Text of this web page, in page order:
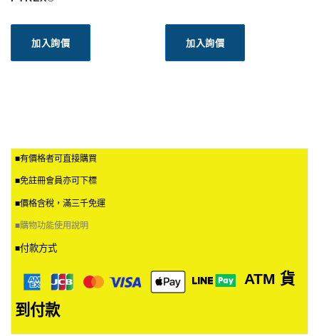
加入詢價 加入詢價
■有價格者可直接購買
■免註冊會員亦可下標
■價格含稅，滿三千免運
■購物功能使用說明
■付款方式
ATM 貨
到付款